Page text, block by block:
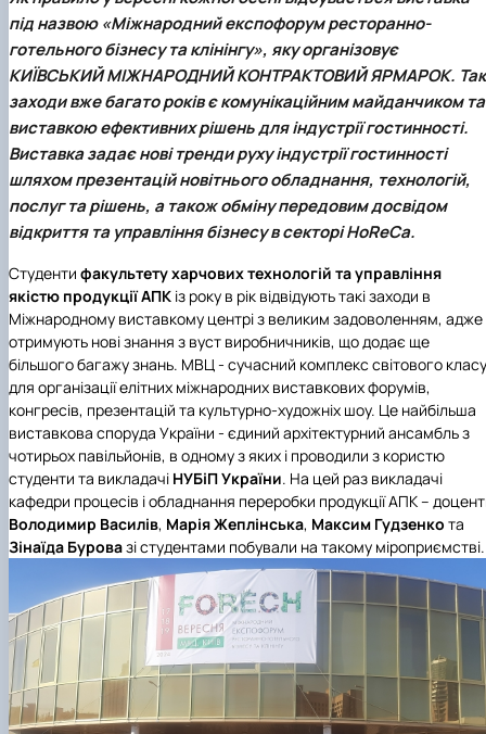
під назвою «Міжнародний експофорум ресторанно-
готельного бізнесу та клінінгу», яку організовує
КИЇВСЬКИЙ МІЖНАРОДНИЙ КОНТРАКТОВИЙ ЯРМАРОК.
заходи вже багато років є комунікаційним майданчиком та
виставкою ефективних рішень для індустрії гостинності.
Виставка задає нові тренди руху індустрії гостинності
шляхом презентацій новітнього обладнання, технологій,
послуг та рішень, а також обміну передовим досвідом
відкриття та управління бізнесу в секторі HoReCa.
Студенти факультету харчових технологій та управління
якістю продукції АПК із року в рік відвідують такі заходи в
Міжнародному виставкому центрі з великим задоволенням, адже
отримують нові знання з вуст виробничників, що додає ще
більшого багажу знань. МВЦ - сучасний комплекс світового класу
для організації елітних міжнародних виставкових форумів,
конгресів, презентацій та культурно-художніх шоу. Це найбільша
виставкова споруда України - єдиний архітектурний ансамбль з
чотирьох павільйонів, в одному з яких і проводили з користю
студенти та викладачі НУБіП України. На цей раз викладачі
кафедри процесів і обладнання переробки продукції АПК–
Володимир Василів, Марія Жеплінська, Максим Гудзенко та
Зінаїда Буровазі студентами побували на такому міроприємстві.